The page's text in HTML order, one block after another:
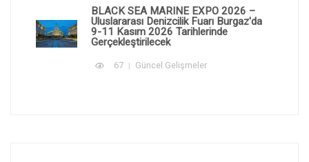
BLACK SEA MARINE EXPO 2026 –
Uluslararası Denizcilik Fuarı Burgaz'da
9-11 Kasım 2026 Tarihlerinde
Gerçekleştirilecek
67 Güncel Gelişmeler